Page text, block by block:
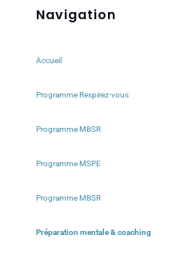
Navigation
Accueil
Programme Respirez-vous
Programme MBSR
Programme MSPE
Programme MBSR
Préparation mentale & coaching